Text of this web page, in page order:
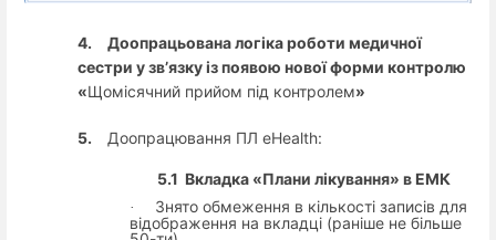
4.
Доопрацьована логіка роботи медичної
сестри у зв’язку із появою нової форми контролю
«Щомісячний прийом під контролем»
5. Доопрацювання ПЛ eHealth:
5.1 Вкладка «Плани лікування» в ЕМК
·
Знято обмеження в кількості записів для
відображення на вкладці (раніше не більше